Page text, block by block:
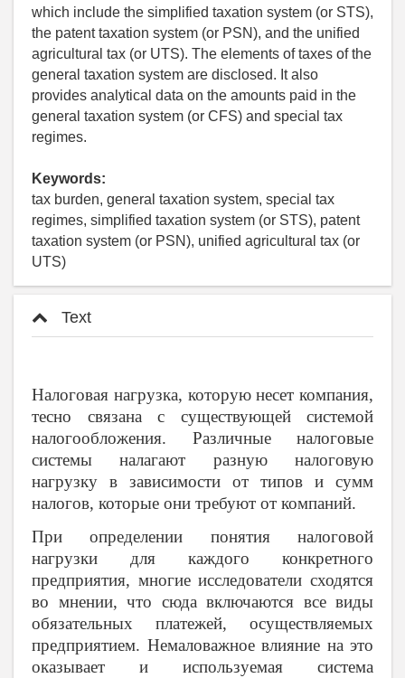
which include the simplified taxation system (or STS),
the patent taxation system (or PSN), and the unified
agricultural tax (or UTS). The elements of taxes of the
general taxation system are disclosed. It also
provides analytical data on the amounts paid in the
general taxation system (or CFS) and special tax
regimes.
Keywords:
tax burden, general taxation system, special tax
regimes, simplified taxation system (or STS), patent
taxation system (or PSN), unified agricultural tax (or
UTS)
Text
Налоговая нагрузка, которую несет компания,
тесно связана с существующей системой
налогообложения. Различные налоговые
системы налагают разную налоговую
нагрузку в зависимости от типов и сумм
налогов, которые они требуют от компаний.
При определении понятия налоговой
нагрузки для каждого конкретного
предприятия, многие исследователи сходятся
во мнении, что сюда включаются все виды
обязательных платежей, осуществляемых
предприятием. Немаловажное влияние на это
оказывает и используемая система